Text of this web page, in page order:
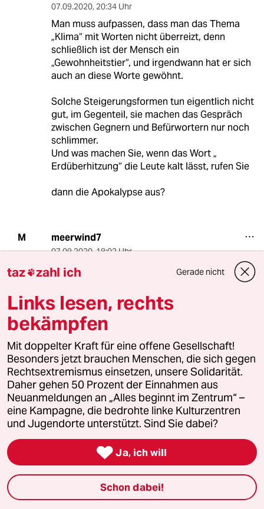
07.09.2020, 20:34 Uhr
Man muss aufpassen, dass man das Thema
„Klima“ mit Worten nicht überreizt, denn
schließlich ist der Mensch ein
„Gewohnheitstier“, und irgendwann hat er sich
auch an diese Worte gewöhnt.
Solche Steigerungsformen tun eigentlich nicht
gut, im Gegenteil, sie machen das Gespräch
zwischen Gegnern und Befürwortern nur noch
schlimmer.
Und was machen Sie, wenn das Wort „
Erdüberhitzung“ die Leute kalt lässt, rufen Sie
dann die Apokalypse aus?
M meerwind7
07.09.2020,18:02 Uhr
Der Begriff "Klimaschutzmaßnahme" gehört
ebenfalls auf die schwarze Liste. In der Regel
handelt es sich um eine beabsichtigte
"Minderung der Klimaschädigung".
Entsprechend sollten an Stelle von
großklingenden "Klimaschutzzielen" (z.B. minus
55% bezogen auf 1990) Prozentwerte für die
zusätzlich eingeplante Klimabelastung
angegeben werden (z.B. "Begrenzung auf
zusätzliche xx Prozent Klimaschädung"). Im
Nenner kann z.B. bei mehrjährigen
Zielstellungen die summierte Klimaschädigung
seit Beginn der Industrialisierung stehen, bei
einzelnen Jahren eher die der Vorjahres (z.B.
"nicht mehr als 95% der Klimaschädigung von
2020" statt "5% Klimschutzerfolg").
taz zahl ich Gerade nicht
Links lesen, rechts
bekämpfen
Mit doppelter Kraft für eine offene Gesellschaft!
Besonders jetzt brauchen Menschen, die sich gegen
Rechtsextremismus einsetzen, unsere Solidarität.
Daher gehen 50 Prozent der Einnahmen aus
Neuanmeldungen an „Alles beginnt im Zentrum“ –
eine Kampagne, die bedrohte linke Kulturzentren
und Jugendorte unterstützt. Sind Sie dabei?
 Ja, ich will
Schon dabei!